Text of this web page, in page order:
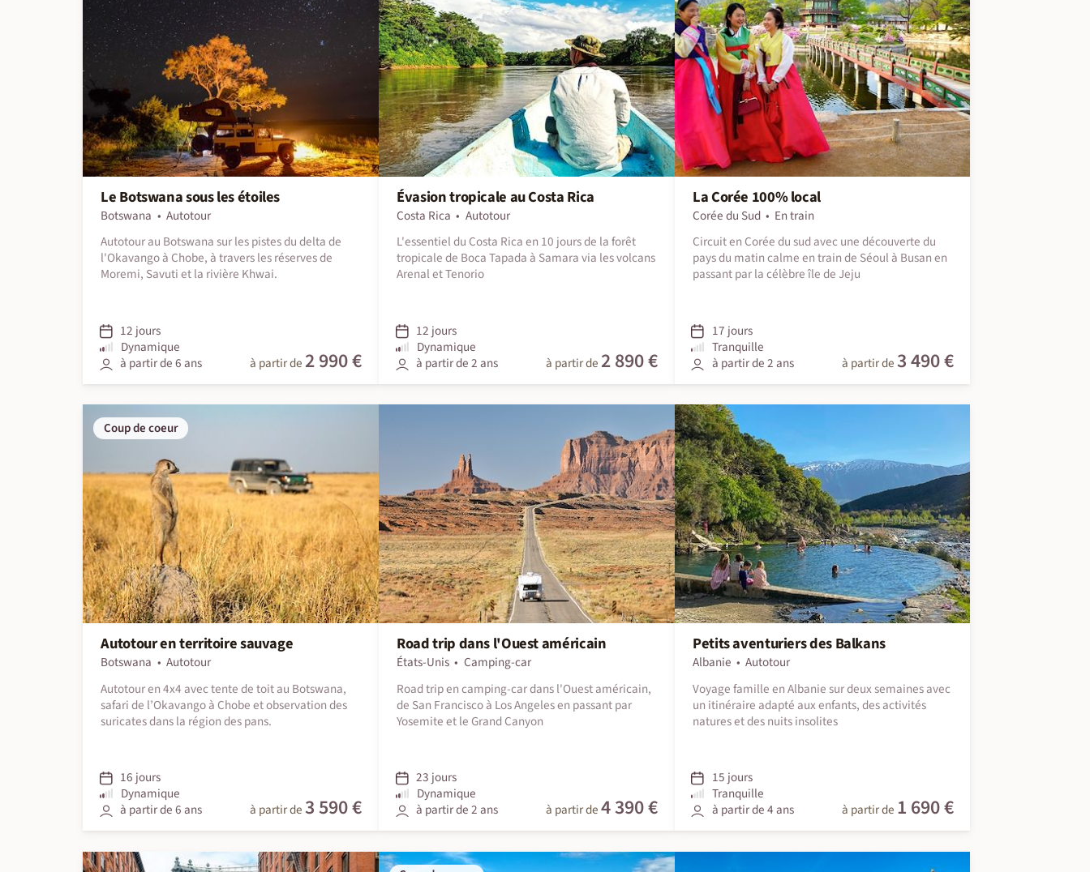
Le Botswana sous les étoiles
Botswana
Autotour
Autotour au Botswana sur les pistes du delta de
l'Okavango à Chobe, à travers les réserves de
Moremi, Savuti et la rivière Khwai.
12 jours
Dynamique
à partir de 6 ans
à partir de 2 990 €
Évasion tropicale au Costa Rica
Costa Rica
Autotour
L'essentiel du Costa Rica en 10 jours de la forêt
tropicale de Boca Tapada à Samara via les volcans
Arenal et Tenorio
12 jours
Dynamique
à partir de 2 ans
à partir de 2 890 €
La Corée 100% local
Corée du Sud
En train
Circuit en Corée du sud avec une découverte du
pays du matin calme en train de Séoul à Busan en
passant par la célèbre île de Jeju
17 jours
Tranquille
à partir de 2 ans
à partir de 3 490 €
Coup de coeur
Autotour en territoire sauvage
Botswana
Autotour
Autotour en 4x4 avec tente de toit au Botswana,
safari de l’Okavango à Chobe et observation des
suricates dans la région des pans.
16 jours
Dynamique
à partir de 6 ans
à partir de 3 590 €
Road trip dans l'Ouest américain
États-Unis
Camping-car
Road trip en camping-car dans l'Ouest américain,
de San Francisco à Los Angeles en passant par
Yosemite et le Grand Canyon
23 jours
Dynamique
à partir de 2 ans
à partir de4 390 €
Petits aventuriers des Balkans
Albanie
Autotour
Voyage famille en Albanie sur deux semaines avec
un itinéraire adapté aux enfants, des activités
natures et des nuits insolites
15 jours
Tranquille
à partir de 4 ans
à partir de 1 690 €